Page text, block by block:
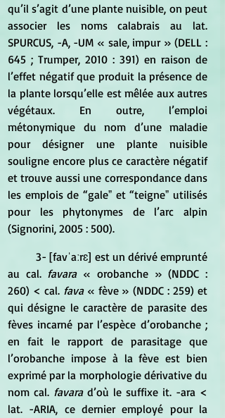
qu’il s’agit d’une plante nuisible, on peut
associer les noms calabrais au lat.
SPURCUS, -A, -UM « sale, impur » (DELL :
645 ; Trumper, 2010 : 391) en raison de
l’effet négatif que produit la présence de
la plante lorsqu’elle est mêlée aux autres
végétaux. En outre, l’emploi
métonymique du nom d’une maladie
pour désigner une plante nuisible
souligne encore plus ce caractère négatif
et trouve aussi une correspondance dans
les emplois de “galeˮ et “teigneˮ utilisés
pour les phytonymes de l’arc alpin
(Signorini, 2005 : 500).
	3- [favˈaːrɛ] est un dérivé emprunté
au cal. favara « orobanche » (NDDC :
260) < cal. fava « fève » (NDDC : 259) et
qui désigne le caractère de parasite des
fèves incarné par l’espèce d’orobanche ;
en fait le rapport de parasitage que
l’orobanche impose à la fève est bien
exprimé par la morphologie dérivative du
nom cal. favara d’où le suffixe it. -ara <
lat. -ARIA, ce dernier employé pour la